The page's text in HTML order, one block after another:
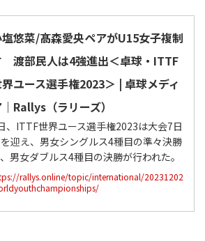
悠菜/髙森愛央ペアがU15女子複制
渡部民人は4強進出＜卓球・ITTF
ユース選手権2023＞ | 卓球メディ
Rallys（ラリーズ）
、ITTF世界ユース選手権2023は大会7日
迎え、男女シングルス4種目の準々決勝
男女ダブルス4種目の決勝が行われた。
rallys.online/topic/international/20231202